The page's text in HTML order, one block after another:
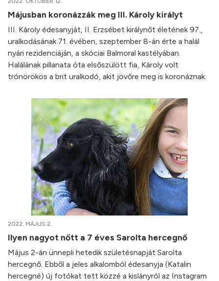
Májusban koronázzák meg III. Károly királyt
III. Károly édesanyját, II. Erzsébet királynőt életének 97.,
uralkodásának 71. évében, szeptember 8-án érte a halál
nyári rezidenciáján, a skóciai Balmoral kastélyában.
Halálának pillanata óta elsőszülött fia, Károly volt
trónörökös a brit uralkodó, akit jövőre meg is koronáznak.
2022. MÁJUS 2.
Ilyen nagyot nőtt a 7 éves Sarolta hercegnő
Május 2-án ünnepli hetedik születésnapját Sarolta
hercegnő. Ebből a jeles alkalomból édesanyja (Katalin
hercegné) új fotókat tett közzé a kislányról az Instagram